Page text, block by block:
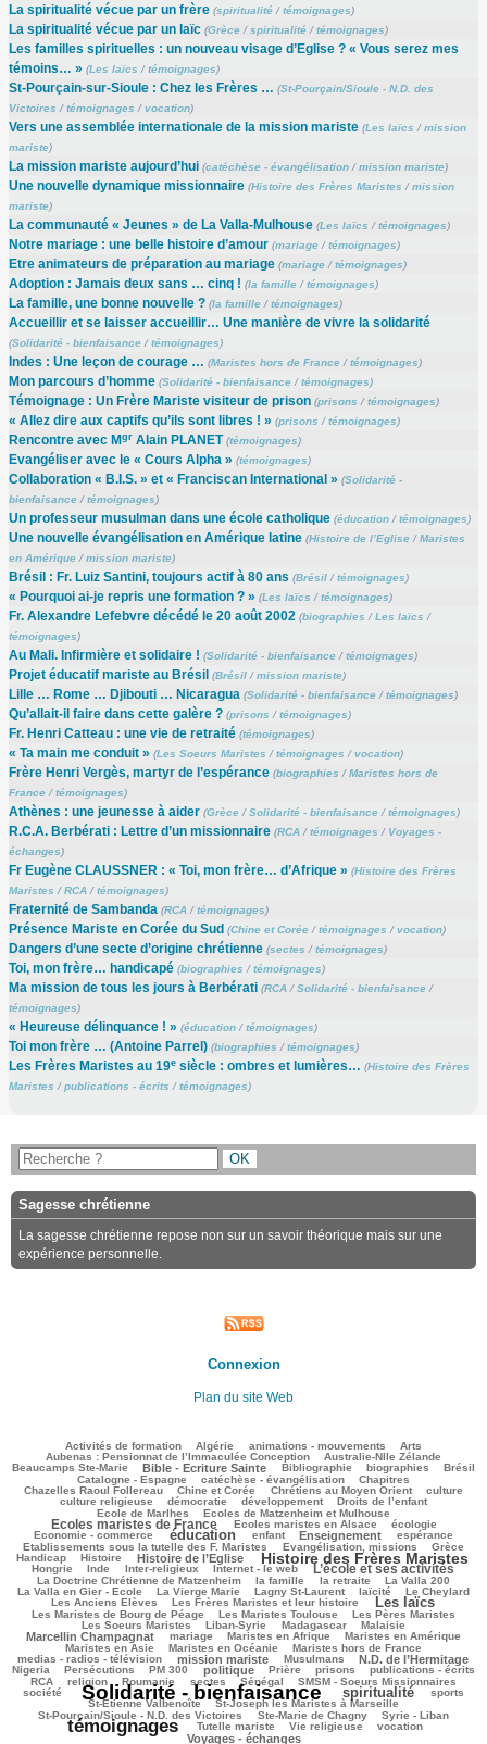
La spiritualité vécue par un frère (spiritualité/témoignages)
La spiritualité vécue par un laïc (Grèce/spiritualité/témoignages)
Les familles spirituelles : un nouveau visage d’Eglise ? « Vous serez mes
témoins… » (Les laïcs /témoignages)
St-Pourçain-sur-Sioule : Chez les Frères … (St-Pourçain/Sioule - N.D. des
Victoires /témoignages /vocation)
Vers une assemblée internationale de la mission mariste (Les laïcs /mission
mariste)
La mission mariste aujourd’hui (catéchèse - évangélisation/mission mariste)
Une nouvelle dynamique missionnaire (Histoire des Frères Maristes /mission
mariste)
La communauté « Jeunes » de La Valla-Mulhouse (Les laïcs /témoignages)
Notre mariage : une belle histoire d’amour (mariage/témoignages)
Etre animateurs de préparation au mariage (mariage/témoignages)
Adoption : Jamais deux sans … cinq ! (la famille/témoignages)
La famille, une bonne nouvelle ? (la famille/témoignages)
Accueillir et se laisser accueillir… Une manière de vivre la solidarité
(Solidarité - bienfaisance/témoignages)
Indes : Une leçon de courage … (Maristes hors de France/témoignages)
Mon parcours d’homme (Solidarité - bienfaisance/témoignages)
Témoignage : Un Frère Mariste visiteur de prison (prisons /témoignages)
« Allez dire aux captifs qu’ils sont libres ! » (prisons /témoignages)
Rencontre avec MgrAlain PLANET (témoignages)
Evangéliser avec le « Cours Alpha » (témoignages)
Collaboration « B.I.S. » et « Franciscan International » (Solidarité -
bienfaisance/témoignages)
Un professeur musulman dans une école catholique (éducation/témoignages)
Une nouvelle évangélisation en Amérique latine (Histoire de l’Eglise/Maristes
en Amérique/mission mariste)
Brésil : Fr. Luiz Santini, toujours actif à 80 ans (Brésil/témoignages)
« Pourquoi ai-je repris une formation ? » (Les laïcs /témoignages)
Fr. Alexandre Lefebvre décédé le 20 août 2002 (biographies /Les laïcs /
témoignages)
Au Mali. Infirmière et solidaire ! (Solidarité - bienfaisance/témoignages)
Projet éducatif mariste au Brésil (Brésil/mission mariste)
Lille … Rome … Djibouti … Nicaragua (Solidarité - bienfaisance/témoignages)
Qu’allait-il faire dans cette galère ? (prisons /témoignages)
Fr. Henri Catteau : une vie de retraité (témoignages)
« Ta main me conduit » (Les Soeurs Maristes /témoignages /vocation)
Frère Henri Vergès, martyr de l’espérance (biographies /Maristes hors de
France/témoignages)
Athènes : une jeunesse à aider (Grèce/Solidarité - bienfaisance/témoignages)
R.C.A. Berbérati : Lettre d’un missionnaire (RCA/témoignages / Voyages -
échanges)
Fr Eugène CLAUSSNER : « Toi, mon frère… d’Afrique » (Histoire des Frères
Maristes /RCA/témoignages)
Fraternité de Sambanda (RCA/témoignages)
Présence Mariste en Corée du Sud (Chine et Corée/témoignages /vocation)
Dangers d’une secte d’origine chrétienne (sectes /témoignages)
Toi, mon frère… handicapé (biographies /témoignages)
Ma mission de tous les jours à Berbérati (RCA/Solidarité - bienfaisance/
témoignages)
« Heureuse délinquance ! » (éducation/témoignages)
Toi mon frère … (Antoine Parrel) (biographies /témoignages)
Les Frères Maristes au 19esiècle : ombres et lumières… (Histoire des Frères
Maristes /publications - écrits /témoignages)
Sagesse chrétienne
La sagesse chrétienne repose non sur un savoir théorique mais sur une
expérience personnelle.
Connexion
Plan du site Web
Activités de formation Algérie animations - mouvements Arts
Aubenas : Pensionnat de l’Immaculée Conception
116/2672 Australie-Nlle Zélande
84/2672
Beaucamps Ste-Marie
585/2672 Bible - Ecriture Sainte
61/2672 Bibliographie
404/2672 biographies
158/2672 Brésil
557/2672
Catalogne - Espagne
catéchèse - évangélisation Chapitres
Chazelles Raoul Follereau
148/2672 Chine et Corée
215/2672 Chrétiens au Moyen Orient
388/2672 culture
31/2672
culture religieuse
démocratie développement Droits de l’enfant
Ecole de Marlhes
Ecoles de Matzenheim et Mulhouse
Ecoles maristes de France
240/2672 Ecoles maristes en Alsace
510/2672 écologie
104/2672
Economie - commerce
1450/2672 éducation
172/2672 enfant
736/2672 Enseignement
213/2672 espérance
88/2672
Etablissements sous la tutelle des F. Maristes
177/2672 Evangélisation, missions
434/2672 Grèce
78/2672
Handicap
175/2672 Histoire
676/2672 Histoire de l’Eglise
1465/2672 Histoire des Frères Maristes
111/2672
Hongrie
18/2672 Inde
94/2672 Inter-religieux
205/2672 Internet - le web
939/2672 L’école et ses activités
33/2672
La Doctrine Chrétienne de Matzenheim
290/2672 la famille
115/2672 la retraite
54/2672 La Valla 200
149/2672
La Valla en Gier - Ecole
504/2672 La Vierge Marie
347/2672 Lagny St-Laurent
208/2672 laïcité
242/2672 Le Cheylard
76/2672
Les Anciens Elèves
110/2672 Les Frères Maristes et leur histoire
1427/2672 Les laïcs
488/2672
Les Maristes de Bourg de Péage
276/2672 Les Maristes Toulouse
538/2672 Les Pères Maristes
371/2672
Les Soeurs Maristes
Liban-Syrie Madagascar Malaisie
Marcellin Champagnat
47/2672 mariage
302/2672 Maristes en Afrique
259/2672 Maristes en Amérique
324/2672
Maristes en Asie
Maristes en Océanie Maristes hors de France
medias - radios - télévision
866/2672 mission mariste
63/2672 Musulmans
759/2672 N.D. de l’Hermitage
71/2672
Nigeria
126/2672 Persécutions
174/2672 PM 300
650/2672 politique
171/2672 Prière
92/2672 prisons
230/2672 publications - écrits
208/2672
RCA
215/2672 religion
35/2672 Roumanie
45/2672 sectes
73/2672 Sénégal
266/2672 SMSM - Soeurs Missionnaires
272/2672
société
2672/2672 Solidarité - bienfaisance
1408/2672 spiritualité
277/2672 sports
189/2672
St-Etienne Valbenoîte
St-Joseph les Maristes à Marseille
St-Pourçain/Sioule - N.D. des Victoires
94/2672 Ste-Marie de Chagny
40/2672 Syrie - Liban
2300/2672
témoignages Tutelle mariste Vie religieuse vocation
Voyages - échanges